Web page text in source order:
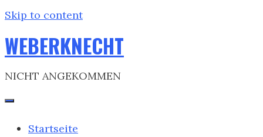
Skip to content
WEBERKNECHT
NICHT ANGEKOMMEN
Startseite